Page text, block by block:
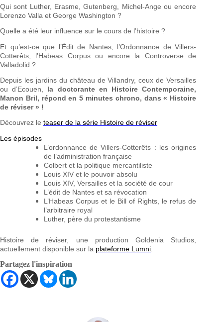
Qui sont Luther, Erasme, Gutenberg, Michel-Ange ou encore
Lorenzo Valla et George Washington ?
Quelle a été leur influence sur le cours de l’histoire ?
Et qu’est-ce que l’Édit de Nantes, l’Ordonnance de Villers-
Cotterêts, l’Habeas Corpus ou encore la Controverse de
Valladolid ?
Depuis les jardins du château de Villandry, ceux de Versailles
ou d’Ecouen, la doctorante en Histoire Contemporaine,
Manon Bril, répond en 5 minutes chrono, dans « Histoire
de réviser » !
Découvrez le teaser de la série Histoire de réviser
Les épisodes
L’ordonnance de Villers-Cotterêts : les origines
de l’administration française
Colbert et la politique mercantiliste
Louis XIV et le pouvoir absolu
Louis XIV, Versailles et la société de cour
L’édit de Nantes et sa révocation
L’Habeas Corpus et le Bill of Rights, le refus de
l’arbitraire royal
Luther, père du protestantisme
Histoire de réviser, une production Goldenia Studios,
actuellement disponible sur la plateforme Lumni
Partagez l'inspiration